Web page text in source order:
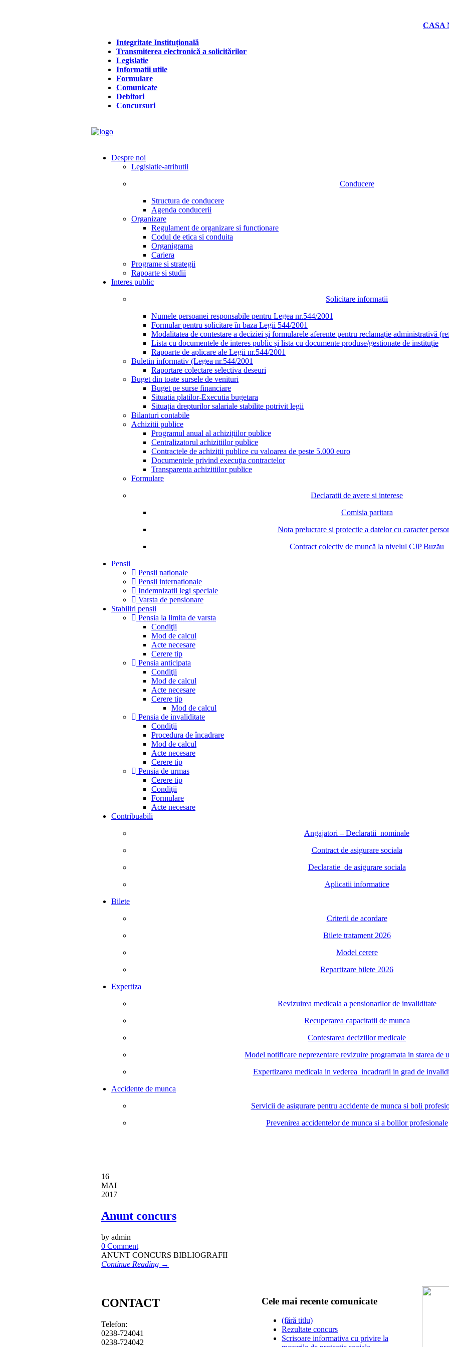
CASA
Integritate Instituțională
Transmiterea electronică a solicitărilor
Legislatie
Informatii utile
Formulare
Comunicate
Debitori
Concursuri
Despre noi
Legislatie-atributii
Conducere
Structura de conducere
Agenda conducerii
Organizare
Regulament de organizare si functionare
Codul de etica si conduita
Organigrama
Cariera
Programe si strategii
Rapoarte si studii
Interes public
Solicitare informatii
Numele persoanei responsabile pentru Legea nr.544/2001
Formular pentru solicitare în baza Legii 544/2001
Modalitatea de contestare a deciziei și formularele aferente pentru reclamație administrativă
Lista cu documentele de interes public și lista cu documente produse/gestionate de instituție
Rapoarte de aplicare ale Legii nr.544/2001
Buletin informativ (Legea nr.544/2001
Raportare colectare selectiva deseuri
Buget din toate sursele de venituri
Buget pe surse financiare
Situatia platilor-Executia bugetara
Situația drepturilor salariale stabilite potrivit legii
Bilanturi contabile
Achizitii publice
Programul anual al achizițiilor publice
Centralizatorul achizitiilor publice
Contractele de achizitii publice cu valoarea de peste 5.000 euro
Documentele privind execuţia contractelor
Transparenta achizitiilor publice
Formulare
Declaratii de avere si interese
Comisia paritara
Nota prelucrare si protectie a datelor cu caracter
Contract colectiv de muncă la nivelul CJP Buzău
Pensii
Pensii nationale
Pensii internationale
Indemnizatii legi speciale
Varsta de pensionare
Stabiliri pensii
Pensia la limita de varsta
Condiţii
Mod de calcul
Acte necesare
Cerere tip
Pensia anticipata
Condiţii
Mod de calcul
Acte necesare
Cerere tip
Mod de calcul
Pensia de invaliditate
Condiţii
Procedura de încadrare
Mod de calcul
Acte necesare
Cerere tip
Pensia de urmas
Cerere tip
Condiţii
Formulare
Acte necesare
Contribuabili
Angajatori – Declaratii nominale
Contract de asigurare sociala
Declaratie de asigurare sociala
Aplicatii informatice
Bilete
Criterii de acordare
Bilete tratament 2026
Model cerere
Repartizare bilete 2026
Expertiza
Revizuirea medicala a pensionarilor de invaliditate
Recuperarea capacitatii de munca
Contestarea deciziilor medicale
Model notificare neprezentare revizuire programata in starea de
Expertizarea medicala in vederea incadrarii in grad de
Accidente de munca
Servicii de asigurare pentru accidente de munca si boli
Prevenirea accidentelor de munca si a bolilor profesionale
16
MAI
2017
Anunt concurs
by admin
0 Comment
ANUNT CONCURS BIBLIOGRAFII
Continue Reading →
CONTACT
Telefon:
0238-724041
0238-724042
Cele mai recente comunicate
(fără titlu)
Rezultate concurs
Scrisoare informativa cu privire la